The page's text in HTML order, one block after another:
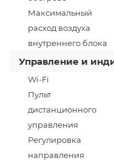
Максимальный
расход воздуха
внутреннего блока
Управление и
Wi-Fi
Пульт
дистанционного
управления
Регулировка
направления